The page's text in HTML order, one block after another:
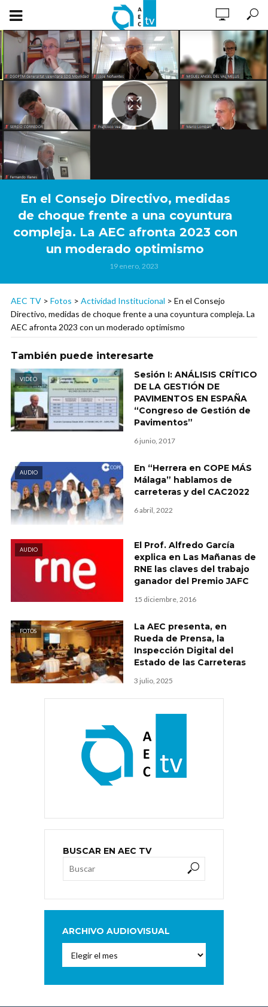
En el Consejo Directivo, medidas
de choque frente a una coyuntura
compleja. La AEC afronta 2023 con
un moderado optimismo
19 enero, 2023
AEC TV > Fotos > Actividad Institucional > En el Consejo
Directivo, medidas de choque frente a una coyuntura compleja. La
AEC afronta 2023 con un moderado optimismo
También puede interesarte
VIDEO
Sesión I: ANÁLISIS CRÍTICO
DE LA GESTIÓN DE
PAVIMENTOS EN ESPAÑA
“Congreso de Gestión de
Pavimentos”
6 junio, 2017
AUDIO
En “Herrera en COPE MÁS
Málaga” hablamos de
carreteras y del CAC2022
6 abril, 2022
AUDIO
El Prof. Alfredo García
explica en Las Mañanas de
RNE las claves del trabajo
ganador del Premio JAFC
15 diciembre, 2016
FOTOS
La AEC presenta, en
Rueda de Prensa, la
Inspección Digital del
Estado de las Carreteras
3 julio, 2025
BUSCAR EN AEC TV
ARCHIVO AUDIOVISUAL
Audiovisual